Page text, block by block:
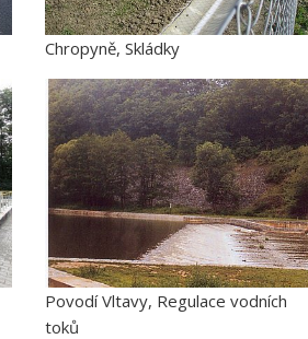
Chropyně, Skládky
Povodí Vltavy, Regulace vodních
toků